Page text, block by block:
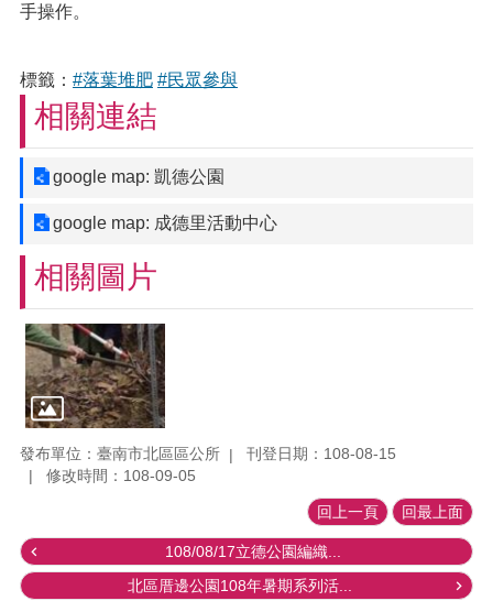
手操作。
標籤： #落葉堆肥 #民眾參與
相關連結
google map: 凱德公園
google map: 成德里活動中心
相關圖片
發布單位：臺南市北區區公所
刊登日期：108-08-15
修改時間：108-09-05
回上一頁 回最上面
108/08/17立德公園編織...
北區厝邊公園108年暑期系列活...